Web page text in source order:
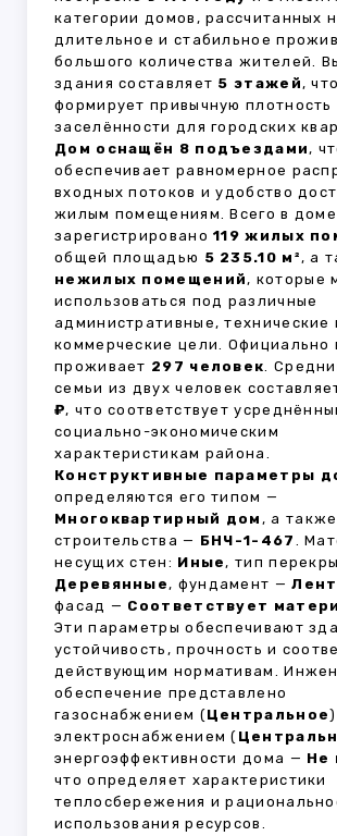
категории домов, рассчитанных
длительное и стабильное
большого количества жителей.
здания составляет 5 этажей, что
формирует привычную плотность
заселённости для городских
Дом оснащён 8 подъездами,
обеспечивает равномерное
входных потоков и удобство
жилым помещениям. Всего в доме
зарегистрировано119 жилых
общей площадью 5 235.10 м², а
нежилых помещений, которые
использоваться под различные
административные, технические
коммерческие цели. Официально
проживает 297 человек.
семьи из двух человек
₽, что соответствует
социально-экономическим
характеристикам района.
Конструктивные параметры
определяются его типом —
Многоквартирный дом , а
строительства — БНЧ-1-467 .
несущих стен: Иные, тип
Деревянные, фундамент —
фасад — Соответствует
Эти параметры обеспечивают
устойчивость, прочность и
действующим нормативам.
обеспечение представлено
газоснабжением (Центральное
электроснабжением (
энергоэффективности дома — Не
что определяет характеристики
теплосбережения и
использования ресурсов.